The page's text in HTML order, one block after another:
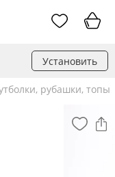
Установить
рубашки, топы